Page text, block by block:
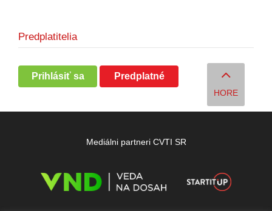
Predplatitelia
Prihlásiť sa Predplatné
HORE
Mediálni partneri CVTI SR